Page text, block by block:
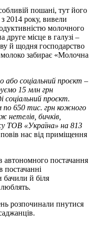
пошані, тут його
2014 року, вивели
молочного
місце в галузі –
й щодня господарство
забирає «Молочна
соціальний проєкт –
15 млн грн
соціальний проєкт.
по 650 тис. грн кожного
нетелів, бичків,
ТОВ «Україна» на 813
нас від приміщення
автономного постачання
бачили й біля
розпочинали пнутися